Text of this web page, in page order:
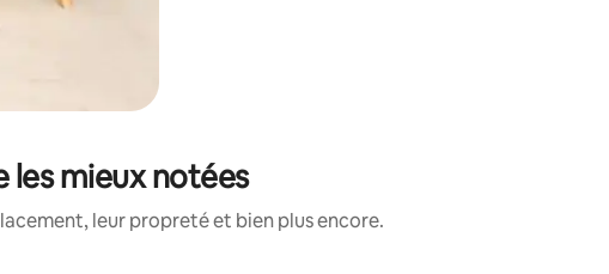
les mieux notées
leur propreté et bien plus encore.